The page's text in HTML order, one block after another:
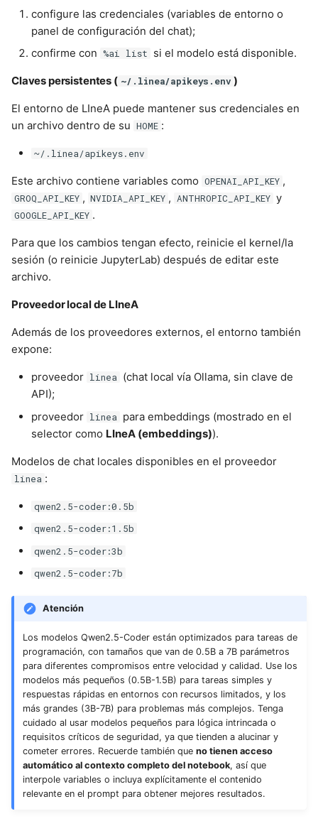
configure las credenciales (variables de entorno o
panel de configuración del chat);
confirme con %ai list si el modelo está disponible.
Claves persistentes ( ~/.linea/apikeys.env )
El entorno de LIneA puede mantener sus credenciales en
un archivo dentro de su HOME :
~/.linea/apikeys.env
Este archivo contiene variables como OPENAI_API_KEY ,
GROQ_API_KEY , NVIDIA_API_KEY , ANTHROPIC_API_KEY y
GOOGLE_API_KEY .
Para que los cambios tengan efecto, reinicie el kernel/la
sesión (o reinicie JupyterLab) después de editar este
archivo.
Proveedor local de LIneA
Además de los proveedores externos, el entorno también
expone:
proveedor linea
(chat local vía Ollama, sin clave de
API);
proveedor linea
para embeddings (mostrado en el
selector como LIneA (embeddings)).
Modelos de chat locales disponibles en el proveedor
linea :
qwen2.5-coder:0.5b
qwen2.5-coder:1.5b
qwen2.5-coder:3b
qwen2.5-coder:7b
Atención
Los modelos Qwen2.5-Coder están optimizados para tareas de
programación, con tamaños que van de 0.5B a 7B parámetros
para diferentes compromisos entre velocidad y calidad. Use los
modelos más pequeños (0.5B-1.5B) para tareas simples y
respuestas rápidas en entornos con recursos limitados, y los
más grandes (3B-7B) para problemas más complejos. Tenga
cuidado al usar modelos pequeños para lógica intrincada o
requisitos críticos de seguridad, ya que tienden a alucinar y
cometer errores. Recuerde también que no tienen acceso
automático al contexto completo del notebook, así que
interpole variables o incluya explícitamente el contenido
relevante en el prompt para obtener mejores resultados.